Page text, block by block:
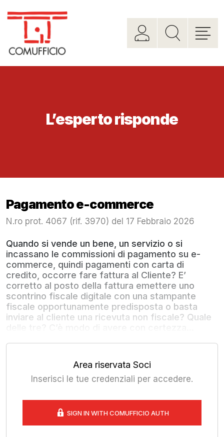
L’esperto risponde
Pagamento e-commerce
N.ro prot. 4067 (rif. 3970) del 17 Febbraio 2026
Quando si vende un bene, un servizio o si
incassano le commissioni di pagamento su e-
commerce, quindi pagamenti con carta di
credito, occorre fare fattura al Cliente? E’
corretto al posto della fattura emettere uno
scontrino fiscale digitale con una stampante
fiscale opportunamente predisposta o basta
inviare al cliente una ricevuta non fiscale? Quale
Area riservata Soci
Inserisci le tue credenziali per accedere.
SIGN IN WITH COMUFFICIO AUTH